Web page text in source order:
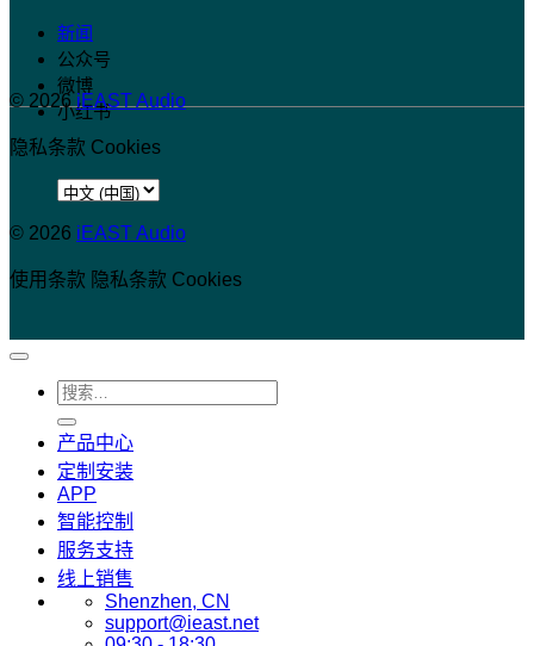
新闻
公众号
微博
小红书
© 2026iEAST Audio
隐私条款 Cookies
选
择
言
© 2026 iEAST Audio
使用条款 隐私条款 Cookies
搜
索：
产品中心
定制安装
APP
智能控制
服务支持
线上销售
Shenzhen, CN
support@ieast.net